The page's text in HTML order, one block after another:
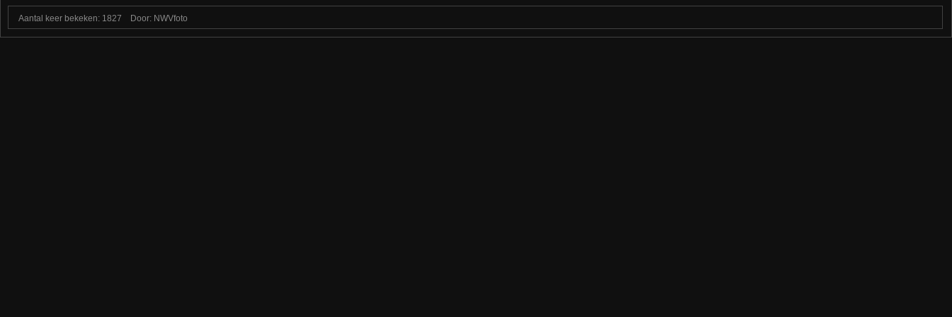
Aantal keer bekeken: 1827 Door: NWVfoto